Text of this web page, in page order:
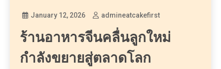
January 12, 2026 admineatcakefirst
ร้านอาหารจีนคลื่นลูกใหม่
กำลังขยายสู่ตลาดโลก